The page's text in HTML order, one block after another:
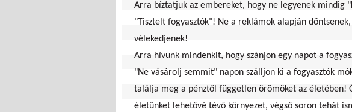
Arra bíztatjuk az embereket, hogy ne legyenek mindig
"Tisztelt fogyasztók"! Ne a reklámok alapján döntsenek,
vélekedjenek!
Arra hívunk mindenkit, hogy szánjon egy napot a
"Ne vásárolj semmit" napon szálljon ki a fogyasztók
találja meg a pénztől független örömöket az életében!
életünket lehetővé tévő környezet, végső soron tehát